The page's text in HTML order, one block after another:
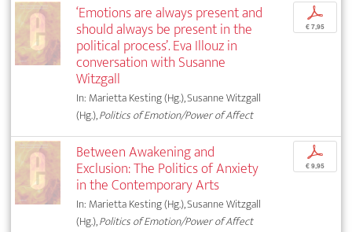
‘Emotions are always present and
should always be present in the
political process’. Eva Illouz in
conversation with Susanne
Witzgall
In: Marietta Kesting (Hg.), Susanne Witzgall
(Hg.),Politics of Emotion/Power of Affect
p
€ 7,95
Between Awakening and
Exclusion: The Politics of Anxiety
in the Contemporary Arts
In: Marietta Kesting (Hg.), Susanne Witzgall
(Hg.),Politics of Emotion/Power of Affect
p
€ 9,95